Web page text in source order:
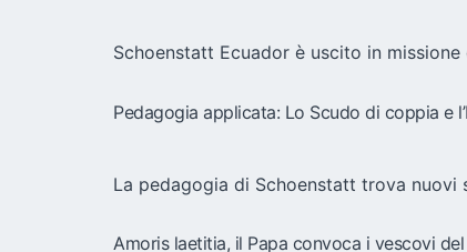
Schoenstatt Ecuador è uscito in
Pedagogia applicata: Lo Scudo di coppia e
La pedagogia di Schoenstatt trova nuovi
Amoris laetitia, il Papa convoca i vescovi